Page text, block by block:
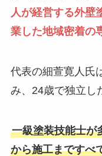
人が経営する外壁
業した地域密着の
代表の細萱寛人氏
み、24歳で独立し
一級塗装技能士が
から施工まですべ